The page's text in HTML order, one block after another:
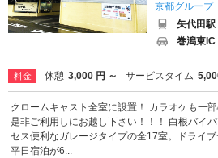
京都グループ
矢代田
巻潟東IC
料金 休憩 3,000 円 ～ サービスタイム
クロームキャスト全室に設置！ カラオケも一
是非ご利用しにお越し下さい！！！ 白根バイ
セス便利なガレージタイプの全17室。ドライブ
平日宿泊が6...